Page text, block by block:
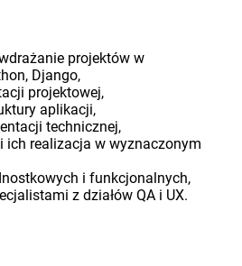
projektów w
Django,
projektowej,
aplikacji,
technicznej,
ich realizacja w wyznaczonym
i funkcjonalnych,
z działów QA i UX.